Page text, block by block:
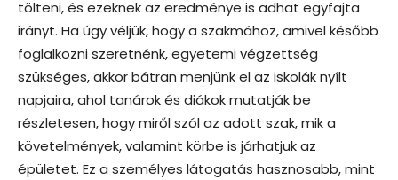
tölteni, és ezeknek az eredménye is adhat egyfajta
irányt. Ha úgy véljük, hogy a szakmához, amivel később
foglalkozni szeretnénk, egyetemi végzettség
szükséges, akkor bátran menjünk el az iskolák nyílt
napjaira, ahol tanárok és diákok mutatják be
részletesen, hogy miről szól az adott szak, mik a
követelmények, valamint körbe is járhatjuk az
épületet. Ez a személyes látogatás hasznosabb, mint